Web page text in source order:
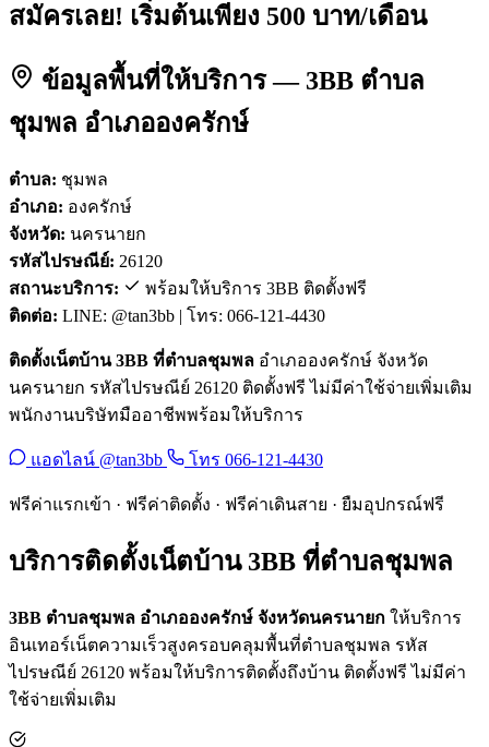
สมัครเลย! เริ่มต้นเพียง 500 บาท/เดือน
ข้อมูลพื้นที่ให้บริการ — 3BB ตำบล
ชุมพล อำเภอองครักษ์
ตำบล: ชุมพล
อำเภอ: องครักษ์
จังหวัด: นครนายก
รหัสไปรษณีย์: 26120
สถานะบริการ:
พร้อมให้บริการ 3BB ติดตั้งฟรี
ติดต่อ: LINE: @tan3bb | โทร: 066-121-4430
ติดตั้งเน็ตบ้าน 3BB ที่ตำบลชุมพล อำเภอองครักษ์ จังหวัด
นครนายก รหัสไปรษณีย์ 26120 ติดตั้งฟรี ไม่มีค่าใช้จ่ายเพิ่มเติม
พนักงานบริษัทมืออาชีพพร้อมให้บริการ
แอดไลน์ @tan3bb โทร 066-121-4430
ฟรีค่าแรกเข้า · ฟรีค่าติดตั้ง · ฟรีค่าเดินสาย · ยืมอุปกรณ์ฟรี
บริการติดตั้งเน็ตบ้าน 3BB ที่ตำบลชุมพล
3BB ตำบลชุมพล อำเภอองครักษ์ จังหวัดนครนายก ให้บริการ
อินเทอร์เน็ตความเร็วสูงครอบคลุมพื้นที่ตำบลชุมพล รหัส
ไปรษณีย์ 26120 พร้อมให้บริการติดตั้งถึงบ้าน ติดตั้งฟรี ไม่มีค่า
ใช้จ่ายเพิ่มเติม